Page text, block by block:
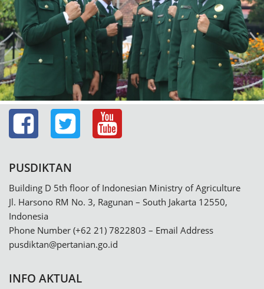
PUSDIKTAN
Building D 5th floor of Indonesian Ministry of Agriculture
Jl. Harsono RM No. 3, Ragunan – South Jakarta 12550,
Indonesia
Phone Number (+62 21) 7822803 – Email Address
pusdiktan@pertanian.go.id
INFO AKTUAL